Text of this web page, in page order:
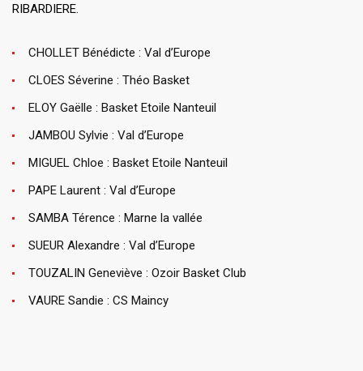
RIBARDIERE.
CHOLLET Bénédicte : Val d’Europe
CLOES Séverine : Théo Basket
ELOY Gaëlle : Basket Etoile Nanteuil
JAMBOU Sylvie : Val d’Europe
MIGUEL Chloe : Basket Etoile Nanteuil
PAPE Laurent : Val d’Europe
SAMBA Térence : Marne la vallée
SUEUR Alexandre : Val d’Europe
TOUZALIN Geneviève : Ozoir Basket Club
VAURE Sandie : CS Maincy